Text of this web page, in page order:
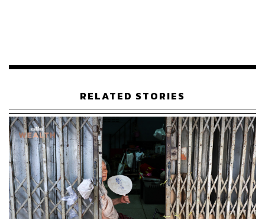
870
ABOUT THE AUTHOR
RELATED STORIES